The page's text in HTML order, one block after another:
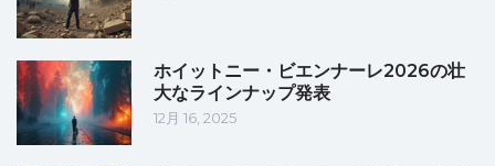
ホイットニー・ビエンナーレ2026の壮
大なラインナップ発表
12月 16, 2025